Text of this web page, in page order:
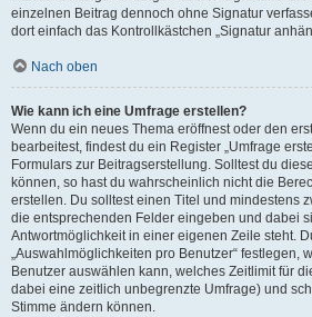
einzelnen Beitrag dennoch ohne Signatur
dort einfach das Kontrollkästchen „Signatur
Nach oben
Wie kann ich eine Umfrage erstellen?
Wenn du ein neues Thema eröffnest oder den
bearbeitest, findest du ein Register „Umfrage
Formulars zur Beitragserstellung. Solltest du
können, so hast du wahrscheinlich nicht die
erstellen. Du solltest einen Titel und mindestens
die entsprechenden Felder eingeben und dabei
Antwortmöglichkeit in einer eigenen Zeile steht.
„Auswahlmöglichkeiten pro Benutzer“ festlegen,
Benutzer auswählen kann, welches Zeitlimit für
dabei eine zeitlich unbegrenzte Umfrage) und
Stimme ändern können.